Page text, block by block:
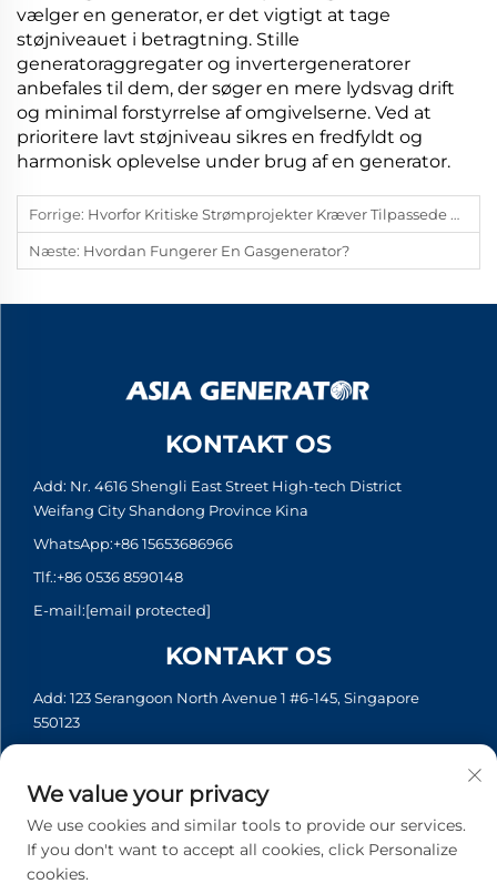
vælger en generator, er det vigtigt at tage
støjniveauet i betragtning. Stille
generatoraggregater og invertergeneratorer
anbefales til dem, der søger en mere lydsvag drift
og minimal forstyrrelse af omgivelserne. Ved at
prioritere lavt støjniveau sikres en fredfyldt og
harmonisk oplevelse under brug af en generator.
Forrige: Hvorfor Kritiske Strømprojekter Kræver Tilpassede Generatorløsninger Til Ekstreme Miljøer
Næste: Hvordan Fungerer En Gasgenerator?
KONTAKT OS
Add: Nr. 4616 Shengli East Street High-tech District
Weifang City Shandong Province Kina
WhatsApp:+86 15653686966
Tlf.:+86 0536 8590148
E-mail:[email protected]
KONTAKT OS
Add: 123 Serangoon North Avenue 1 #6-145, Singapore
550123
Tlf.:+65 6935 2033
E-mail: [email protected]
We value your privacy
We use cookies and similar tools to provide our services.
If you don't want to accept all cookies, click Personalize
cookies.